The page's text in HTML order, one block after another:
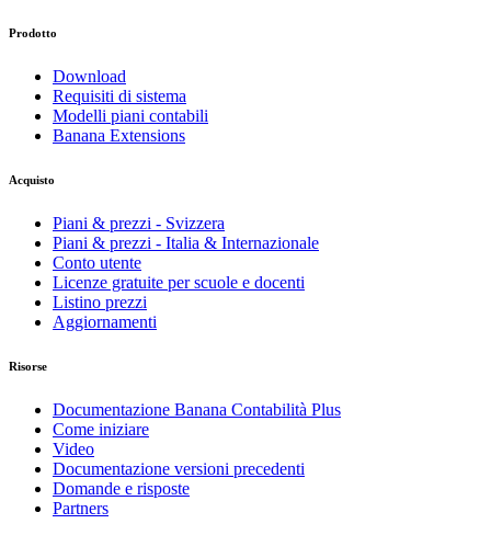
Prodotto
Download
Requisiti di sistema
Modelli piani contabili
Banana Extensions
Acquisto
Piani & prezzi - Svizzera
Piani & prezzi - Italia & Internazionale
Conto utente
Licenze gratuite per scuole e docenti
Listino prezzi
Aggiornamenti
Risorse
Documentazione Banana Contabilità Plus
Come iniziare
Video
Documentazione versioni precedenti
Domande e risposte
Partners